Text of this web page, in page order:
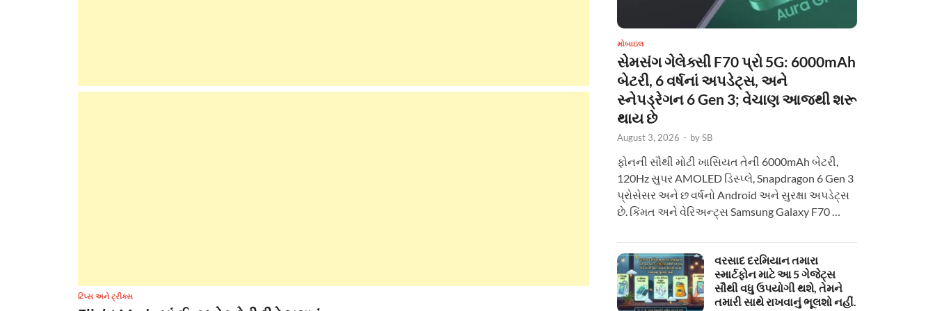
ટિપ્સ અને ટ્રીક્સ
મોબાઇલ
સેમસંગ ગેલેક્સી F70 પ્રો 5G: 6000mAh
બેટરી, 6 વર્ષનાં અપડેટ્સ, અને
સ્નેપડ્રેગન 6 Gen 3; વેચાણ આજથી શરૂ
થાય છે
August 3, 2026 - bySB
ફોનની સૌથી મોટી ખાસિયત તેની 6000mAh બેટરી,
120Hz સુપર AMOLED ડિસ્પ્લે, Snapdragon 6 Gen 3
પ્રોસેસર અને છ વર્ષનો Android અને સુરક્ષા અપડેટ્સ
છે. કિંમત અને વેરિઅન્ટ્સ Samsung Galaxy F70 …
વરસાદ દરમિયાન તમારા
સ્માર્ટફોન માટે આ 5 ગેજેટ્સ
સૌથી વધુ ઉપયોગી થશે, તેમને
તમારી સાથે રાખવાનું ભૂલશો નહીં.